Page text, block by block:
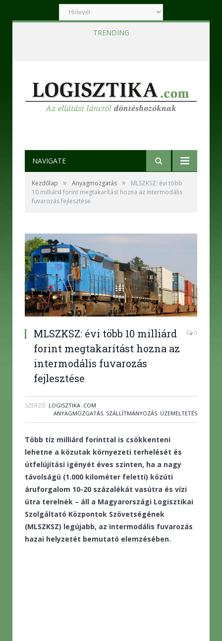
TRENDING
NAVIGATE
Kezdőlap » Anyagmozgatás »
MLSZKSZ: évi több
10 milliárd forint megtakarítást hozna az intermodális
fuvarozás fejlesztése
MLSZKSZ: évi több 10 milliárd
forint megtakarítást hozna az
intermodális fuvarozás
fejlesztése
0
SZERZŐ: LOGISZTIKA .COM
ANYAGMOZGATÁS, SZÁLLÍTMÁNYOZÁS, ÜZEMELTETÉS
Több tíz milliárd forinttal is csökkenteni
lehetne a közutak környezeti terhelését és
útfelújítási igényét éves szinten, ha a nagy
távolságú (1.000 kilométer feletti) közúti
áruforgalom 10-20 százalékát vasútra és vízi
útra terelnék – áll a Magyarországi Logisztikai
Szolgáltató Központok Szövetségének
(MLSZKSZ) legújabb, az intermodális fuvarozás
hazai helyzetét bemutató elemzésében.